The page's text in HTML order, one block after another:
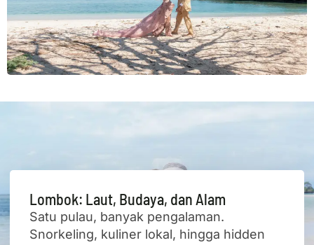
Lombok: Laut, Budaya, dan Alam
Satu pulau, banyak pengalaman.
Snorkeling, kuliner lokal, hingga hidden